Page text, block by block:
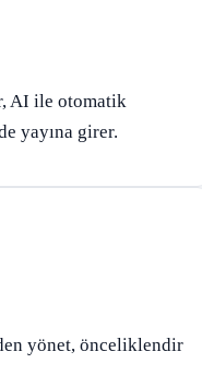
AI ile otomatik
yayına girer.
yönet, önceliklendir